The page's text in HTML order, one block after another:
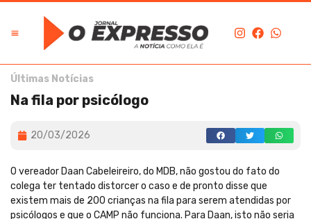
Últimas Notícias
Na fila por psicólogo
20/03/2026
O vereador Daan Cabeleireiro, do MDB, não gostou do fato do
colega ter tentado distorcer o caso e de pronto disse que
existem mais de 200 crianças na fila para serem atendidas por
psicólogos e que o CAMP não funciona. Para Daan, isto não seria